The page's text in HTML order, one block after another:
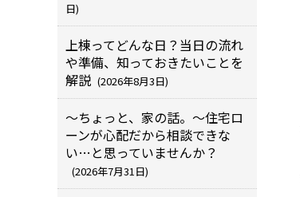
日)
上棟ってどんな日？当日の流れ
や準備、知っておきたいことを
解説 (2026年8月3日)
～ちょっと、家の話。～住宅ロ
ーンが心配だから相談できな
い…と思っていませんか？
(2026年7月31日)